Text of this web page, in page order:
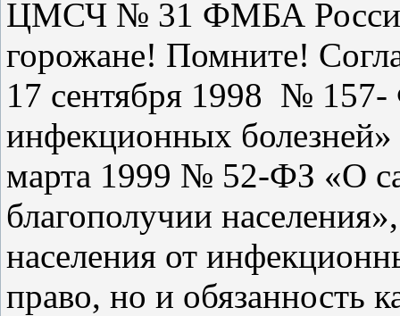
ЦМСЧ № 31 ФМБА
горожане! Помните!
17 сентября 1998 №
инфекционных
марта 1999 № 52-ФЗ «О
благополучии
населения от
право, но и обязанность